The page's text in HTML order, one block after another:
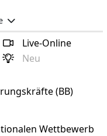
Live-Online
Neu
(BB)
Wettbewerb